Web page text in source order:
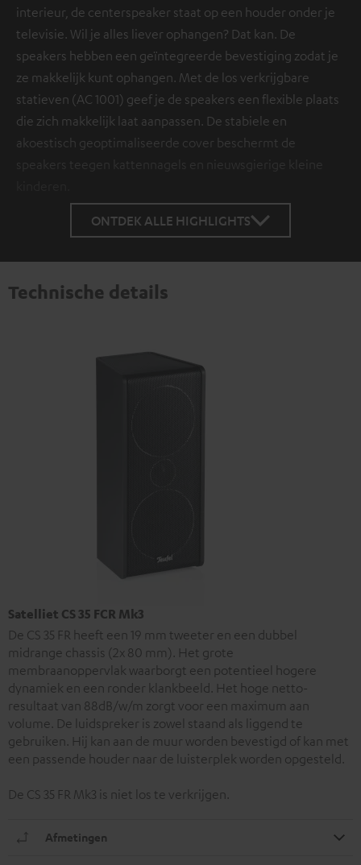
interieur, de centerspeaker staat op een houder onder je
televisie. Wil je alles liever ophangen? Dat kan. De
speakers hebben een geïntegreerde bevestiging zodat je
ze makkelijk kunt ophangen. Met de los verkrijgbare
statieven (AC 1001) geef je de speakers een flexible plaats
die zich makkelijk laat aanpassen. De stabiele en
akoestisch geoptimaliseerde cover beschermt de
speakers teegen kattennagels en nieuwsgierige kleine
ONTDEK ALLE HIGHLIGHTS
Technische details
Satelliet CS 35 FCR Mk3
De CS 35 FR heeft een 19 mm tweeter en een dubbel
midrange chassis (2x 80 mm). Het grote
membraanoppervlak waarborgt een potentieel hogere
dynamiek en een ronder klankbeeld. Het hoge netto-
resultaat van 88dB/w/m zorgt voor een maximum aan
volume. De luidspreker is zowel staand als liggend te
gebruiken. Hij kan aan de muur worden bevestigd of kan met
een passende houder naar de luisterplek worden opgesteld.
De CS 35 FR Mk3 is niet los te verkrijgen.
Afmetingen